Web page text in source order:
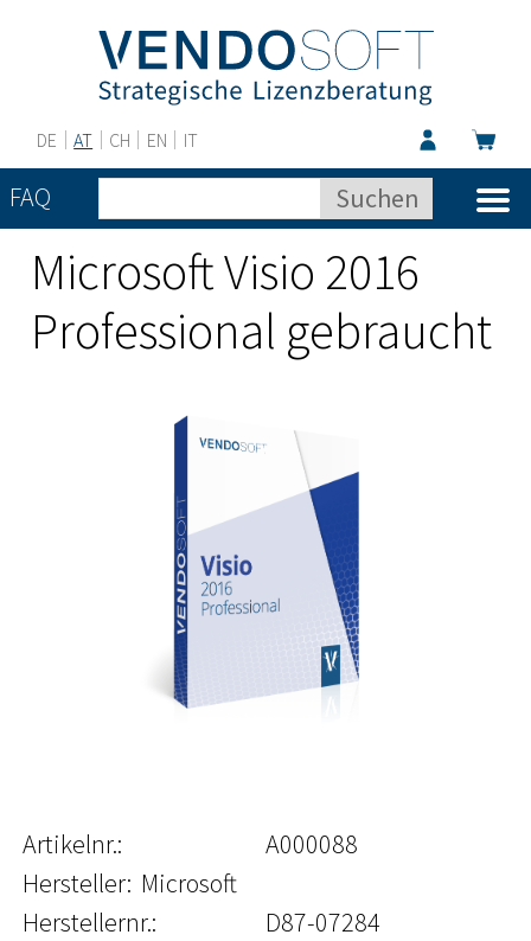
DE AT CH EN IT
FAQ
Microsoft Visio 2016
Professional gebraucht
Artikelnr.:
A000088
Hersteller: Microsoft
Herstellernr.:
D87-07284